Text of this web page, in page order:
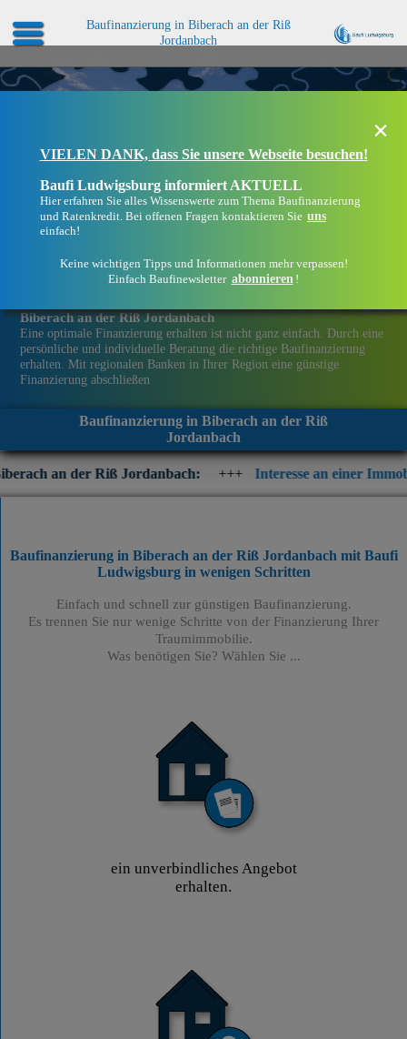
Baufinanzierung in Biberach an der Riß
Jordanbach
Biberach an der Riß Jordanbach
Eine optimale Finanzierung erhalten ist nicht ganz einfach. Durch eine
persönliche und individuelle Beratung die richtige Baufinanzierung
erhalten. Mit regionalen Banken in Ihrer Region eine günstige
Finanzierung abschließen
Baufinanzierung in Biberach an der Riß
Jordanbach
Jordanbach: +++ Interesse an einer
×
VIELEN DANK, dass Sie unsere Webseite besuchen!
Baufi Ludwigsburg informiert AKTUELL
Hier erfahren Sie alles Wissenswerte zum Thema Baufinanzierung
und Ratenkredit. Bei offenen Fragen kontaktieren Sie uns
einfach!
Keine wichtigen Tipps und Informationen mehr verpassen!
Einfach Baufinewsletter abonnieren !
Baufinanzierung in Biberach an der Riß Jordanbach mit Baufi
Ludwigsburgin wenigen Schritten
Einfach und schnell zur günstigen Baufinanzierung.
Es trennen Sie nur wenige Schritte von der Finanzierung Ihrer
Traumimmobilie.
Was benötigen Sie? Wählen Sie ...
ein unverbindliches Angebot
erhalten.